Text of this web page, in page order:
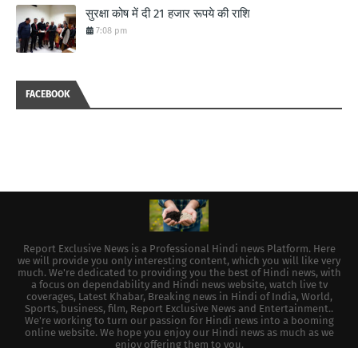
सुरक्षा कोष में दी 21 हजार रूपये की राशि
7:08 pm
FACEBOOK
Report Exclusive News is a Professional Hindi news Platform. Here
we will provide you only interesting content, which you will like very
much. We're dedicated to providing you the best of Hindi news, with
a focus on dependability and Hindi news website, watch live tv
coverages, Latest Khabar, Breaking news in Hindi of India, World,
Sports, business, film, Report Exclusive News and Entertainment..
We're working to turn our passion for Hindi news into a booming
online website. We hope you enjoy our Hindi news as much as we
enjoy offering them to you.